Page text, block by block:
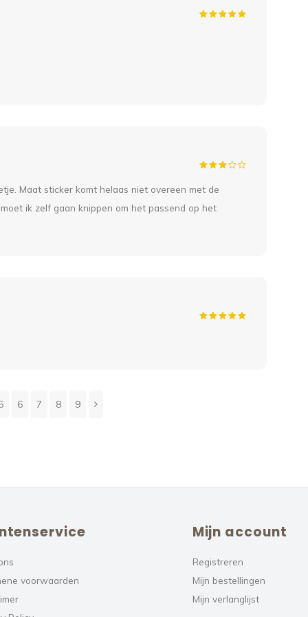
Maat sticker komt helaas niet overeen met de
ik zelf gaan knippen om het passend op het
6 7 8 9
voorwaarden
Mijn account
Registreren
Mijn bestellingen
Mijn verlanglijst